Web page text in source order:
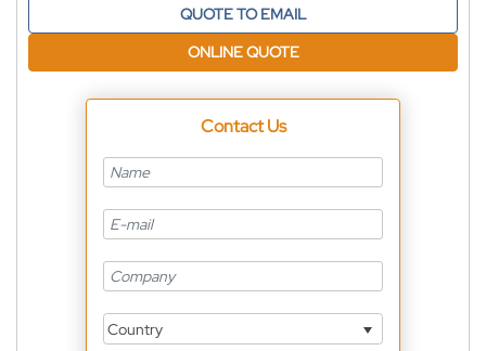
QUOTE TO EMAIL
ONLINE QUOTE
Contact Us
Country